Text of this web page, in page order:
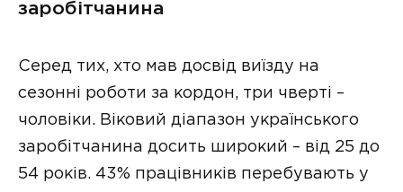
заробітчанина
Серед тих, хто мав досвід виїзду на
сезонні роботи за кордон, три чверті –
чоловіки. Віковий діапазон українського
заробітчанина досить широкий – від 25 до
54 років. 43% працівників перебувають у